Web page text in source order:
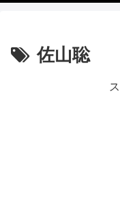
佐山聡